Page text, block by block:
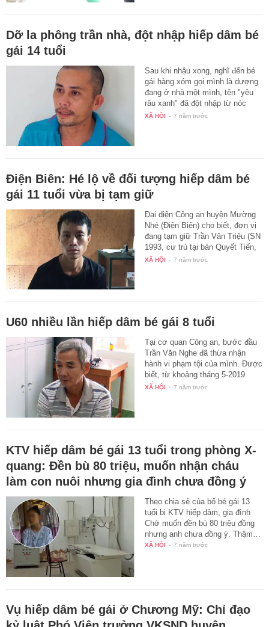
Dỡ la phông trần nhà, đột nhập hiếp dâm bé
gái 14 tuổi
Sau khi nhậu xong, nghĩ đến bé
gái hàng xóm gọi mình là dượng
đang ở nhà một mình, tên "yêu
râu xanh" đã đột nhập từ nóc
nhà…
XÃ HỘI - 7 năm trước
Điện Biên: Hé lộ về đối tượng hiếp dâm bé
gái 11 tuổi vừa bị tạm giữ
Đại diện Công an huyện Mường
Nhé (Điện Biên) cho biết, đơn vị
đang tạm giữ Trần Văn Triệu (SN
1993, cư trú tại bản Quyết Tiến,
…
XÃ HỘI - 7 năm trước
U60 nhiều lần hiếp dâm bé gái 8 tuổi
Tại cơ quan Công an, bước đầu
Trần Văn Nghe đã thừa nhận
hành vi phạm tội của mình. Được
biết, từ khoảng tháng 5-2019
đến…
XÃ HỘI - 7 năm trước
KTV hiếp dâm bé gái 13 tuổi trong phòng X-
quang: Đền bù 80 triệu, muốn nhận cháu
làm con nuôi nhưng gia đình chưa đồng ý
Theo chia sẻ của bố bé gái 13
tuổi bị KTV hiếp dâm, gia đình
Chớ muốn đền bù 80 triệu đồng
nhưng anh chưa đồng ý. Thậm…
XÃ HỘI - 7 năm trước
Vụ hiếp dâm bé gái ở Chương Mỹ: Chỉ đạo